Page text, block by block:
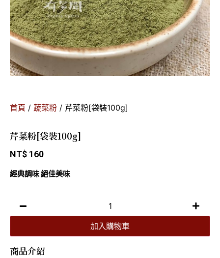
首頁 / 蔬菜粉 / 芹菜粉[袋裝100g]
芹菜粉[袋裝100g]
NT$ 160
經典調味 絕佳美味
加入購物車
商品介紹